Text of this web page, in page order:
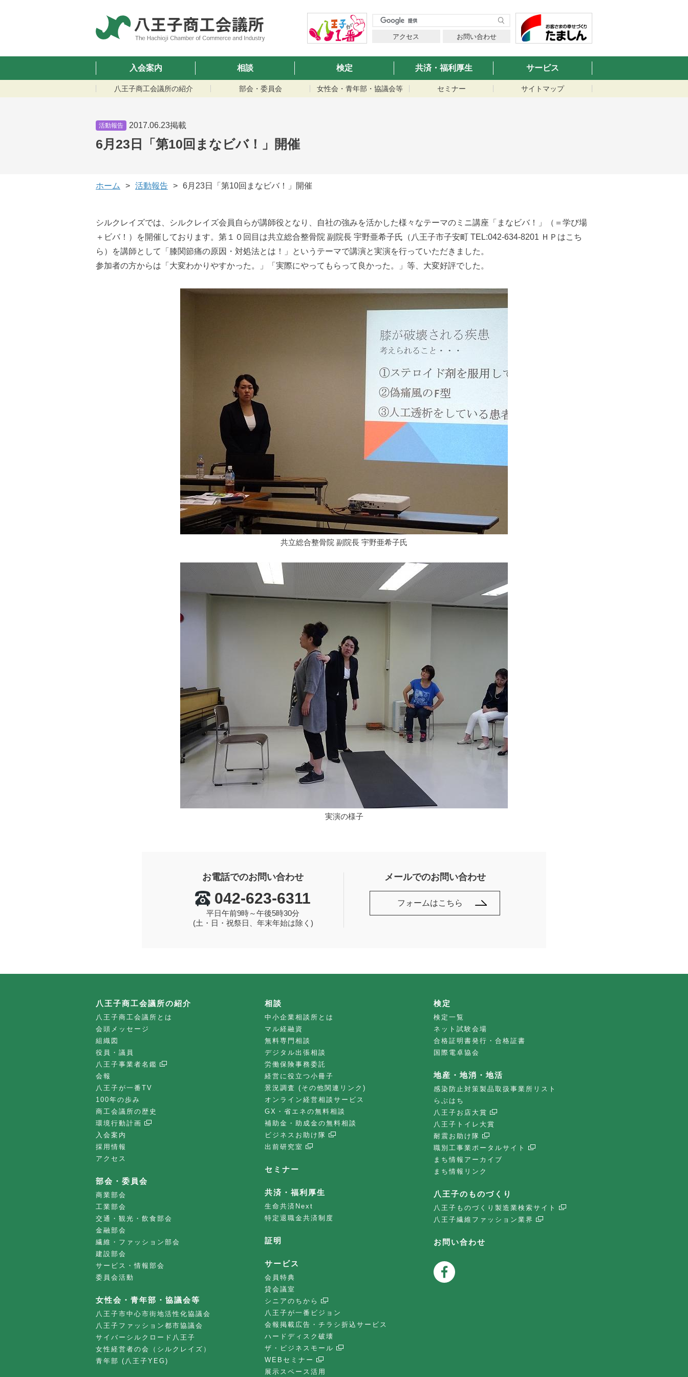
アクセス お問い合わせ
入会案内 相談 検定 共済・福利厚生 サービス
八王子商工会議所の紹介 部会・委員会 女性会・青年部・協議会等 セミナー サイトマップ
活動報告 2017.06.23掲載
6月23日「第10回まなビバ！」開催
ホーム 活動報告 6月23日「第10回まなビバ！」開催
シルクレイズでは、シルクレイズ会員自らが講師役となり、自社の強みを活かした様々なテーマのミニ講座「まなビバ！」（＝学び場
＋ビバ！）を開催しております。第１０回目は共立総合整骨院 副院長 宇野亜希子氏（八王子市子安町 TEL:042-634-8201 ＨＰはこち
ら）を講師として「膝関節痛の原因・対処法とは！」というテーマで講演と実演を行っていただきました。
参加者の方からは「大変わかりやすかった。」「実際にやってもらって良かった。」等、大変好評でした。
共立総合整骨院 副院長 宇野亜希子氏
実演の様子
お電話でのお問い合わせ
042-623-6311
平日午前9時～午後5時30分
(土・日・祝祭日、年末年始は除く)
メールでのお問い合わせ
フォームはこちら
八王子商工会議所の紹介
八王子商工会議所とは
会頭メッセージ
組織図
役員・議員
八王子事業者名鑑
会報
八王子が一番TV
100年の歩み
商工会議所の歴史
環境行動計画
入会案内
採用情報
アクセス
部会・委員会
商業部会
工業部会
交通・観光・飲食部会
金融部会
繊維・ファッション部会
建設部会
サービス・情報部会
委員会活動
女性会・青年部・協議会等
八王子市中心市街地活性化協議会
八王子ファッション都市協議会
サイバーシルクロード八王子
女性経営者の会（シルクレイズ）
青年部 (八王子YEG)
相談
中小企業相談所とは
マル経融資
無料専門相談
デジタル出張相談
労働保険事務委託
経営に役立つ小冊子
景況調査 (その他関連リンク)
オンライン経営相談サービス
GX・省エネの無料相談
補助金・助成金の無料相談
ビジネスお助け隊
出前研究室
セミナー
共済・福利厚生
生命共済Next
特定退職金共済制度
証明
サービス
会員特典
貸会議室
シニアのちから
八王子が一番ビジョン
会報掲載広告・チラシ折込サービス
ハードディスク破壊
ザ・ビジネスモール
WEBセミナー
展示スペース活用
検定
検定一覧
ネット試験会場
合格証明書発行・合格証書
国際電卓協会
地産・地消・地活
感染防止対策製品取扱事業所リスト
らぶはち
八王子お店大賞
八王子トイレ大賞
耐震お助け隊
職別工事業ポータルサイト
まち情報アーカイブ
まち情報リンク
八王子のものづくり
八王子ものづくり製造業検索サイト
八王子繊維ファッション業界
お問い合わせ